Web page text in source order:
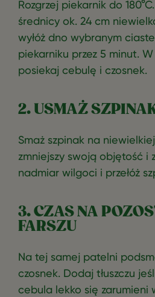
Rozgrzej piekarnik do
średnicy ok. 24 cm
wyłóż dno wybranym
piekarniku przez 5 minut.
posiekaj cebulę i czosnek.
2. USMAŻ
Smaż szpinak na
zmniejszy swoją objętość i
nadmiar wilgoci i przełóż
3. CZAS NA
FARSZU
Na tej samej patelni
czosnek. Dodaj tłuszczu
cebula lekko się zarumieni